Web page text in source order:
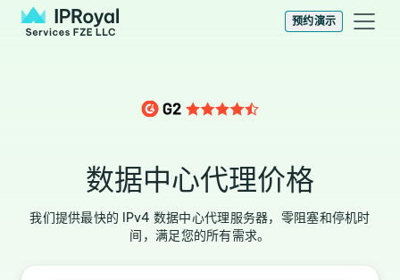
预约演示
数据中心代理价格
我们提供最快的 IPv4 数据中心代理服务器，零阻塞和停机时
间，满足您的所有需求。